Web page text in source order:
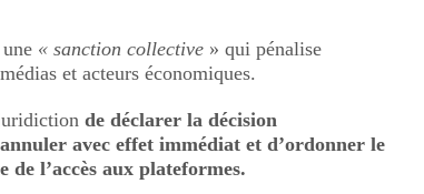
« sanction collective » qui pénalise
et acteurs économiques.
de déclarer la décision
avec effet immédiat et d’ordonner le
de l’accès aux plateformes.